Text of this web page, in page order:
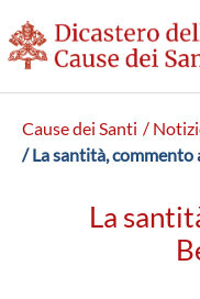
Cause dei Santi /
/ La santità,
La